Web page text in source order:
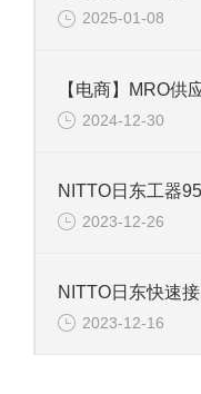
2025-01-08
2024-12-30
2023-12-26
2023-12-16